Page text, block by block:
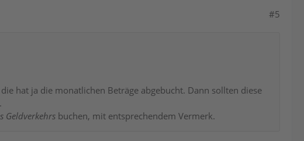
#5
hat ja die monatlichen Beträge abgebucht. Dann sollten diese
Geldverkehrs buchen, mit entsprechendem Vermerk.